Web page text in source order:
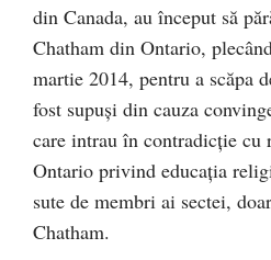
din Canada, au început să
Chatham din Ontario,
martie 2014, pentru a scăpa
fost supuși din cauza
care intrau în contradicție
Ontario privind educația
sute de membri ai sectei,
Chatham.